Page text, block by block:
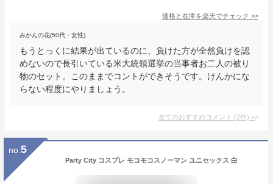
価格と在庫を楽天でチェック >>
みかんの花(50代・女性)
もうとっくに結果が出ているのに、負けた方が全然負けを認
めないので長引いている米大統領選挙の当事者お二人の被り
物のセット。このままでコントができそうです。けんかにな
らない程度にやりましょう。
全てのおすすめコメント (2件) >
no. 5
Party City コスプレ モコモコスノーマン ユニセックス 白